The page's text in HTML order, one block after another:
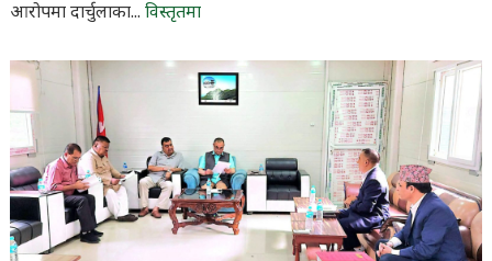
आरोपमा दार्चुलाका... विस्तृतमा